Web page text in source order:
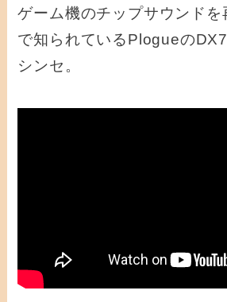
ゲーム機のチップサウンドを
で知られているPlogueの
シンセ。